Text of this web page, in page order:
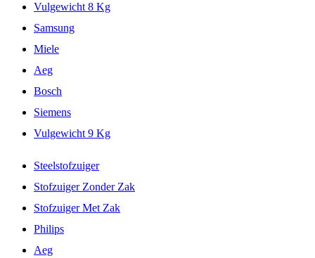
Vulgewicht 8 Kg
Samsung
Miele
Aeg
Bosch
Siemens
Vulgewicht 9 Kg
Steelstofzuiger
Stofzuiger Zonder Zak
Stofzuiger Met Zak
Philips
Aeg